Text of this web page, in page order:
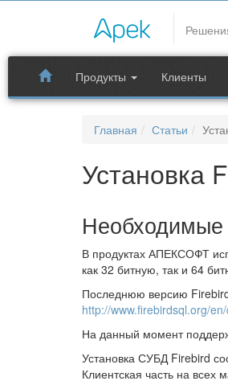
CRM системы
В статье описана
для программных
Продукты
Продукты Клиенты
Главная Статьи
Установка
В продуктах АПЕКСОФТ
как 32 битную, так и 64
Последнюю версию
http://www.firebirdsql.org/
На данный момент
Установка СУБД Firebird
Клиентская часть на